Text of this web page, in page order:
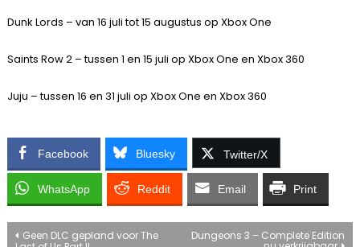
Dunk Lords – van 16 juli tot 15 augustus op Xbox One
Saints Row 2 – tussen 1 en 15 juli op Xbox One en Xbox 360
Juju – tussen 16 en 31 juli op Xbox One en Xbox 360
Facebook Bluesky Twitter/X
WhatsApp Reddit Email Print
Bericht
Geen DLC gepland voor The
Dungeons 3 – Complete Edition